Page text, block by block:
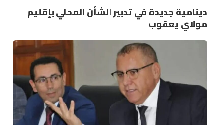
دينامية جديدة في تدبير الشأن المحلي بإقليم
مولاي يعقوب